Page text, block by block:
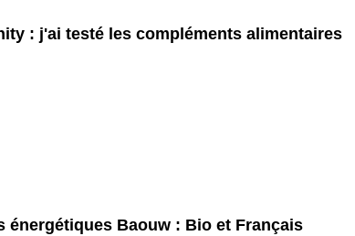
: j'ai testé les compléments alimentaires
énergétiques Baouw : Bio et Français